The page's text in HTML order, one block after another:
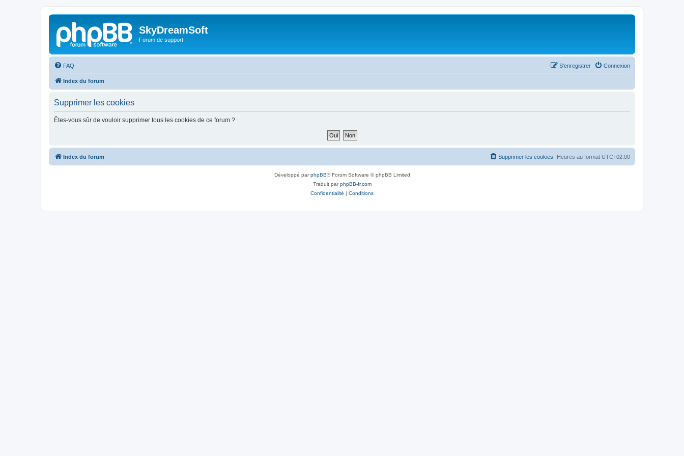
SkyDreamSoft
Forum de support
FAQ Connexion
S’enregistrer
Index du forum
Supprimer les cookies
Êtes-vous sûr de vouloir supprimer tous les cookies de ce forum ?
Index du forum Heures au format UTC+02:00
Supprimer les cookies
Développé parphpBB® Forum Software © phpBB Limited
Traduit parphpBB-fr.com
Confidentialité | Conditions